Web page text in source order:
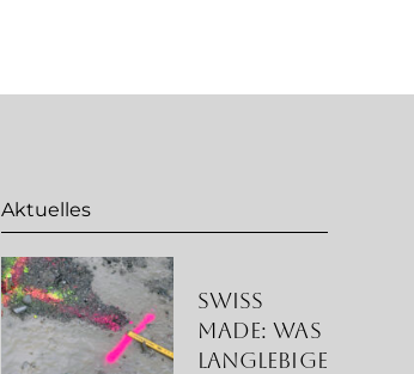
Aktuelles
Swiss
Made: Was
langlebige